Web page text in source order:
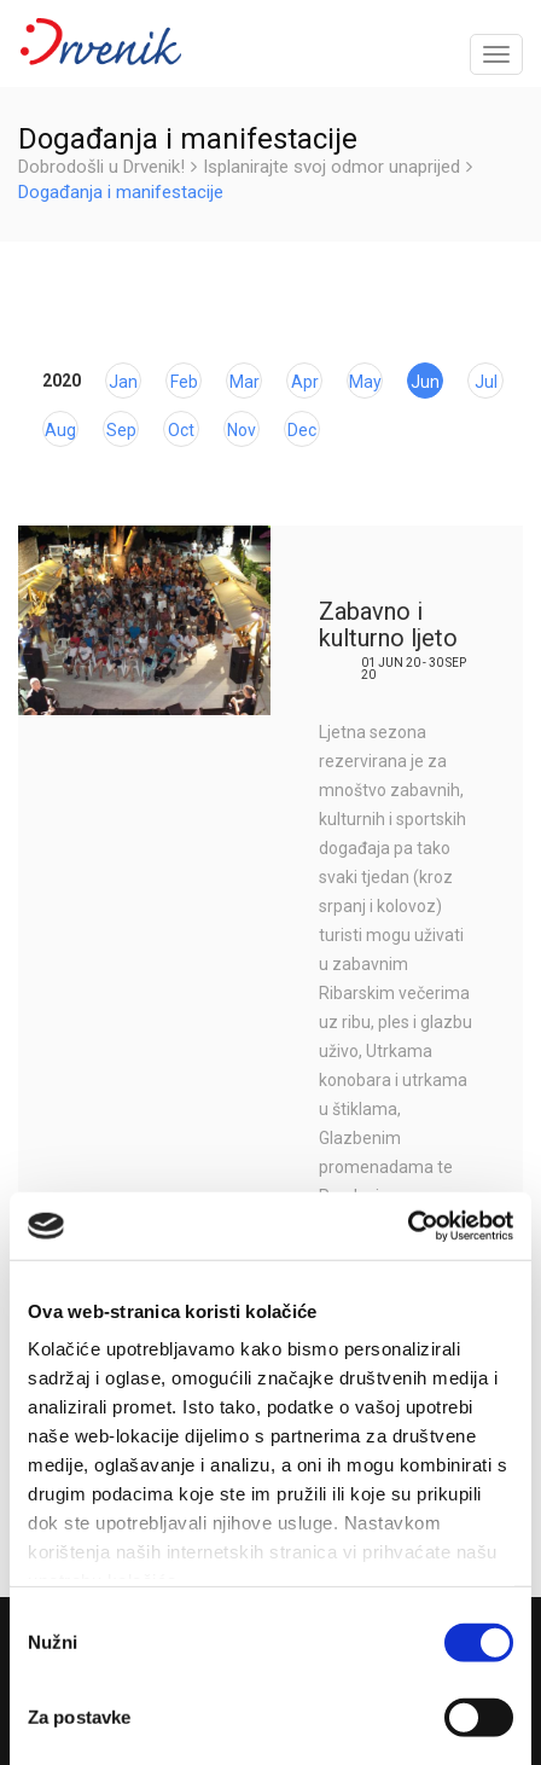
Ova web-stranica koristi kolačiće
Kolačiće upotrebljavamo kako bismo personalizirali
sadržaj i oglase, omogućili značajke društvenih medija i
analizirali promet. Isto tako, podatke o vašoj upotrebi
naše web-lokacije dijelimo s partnerima za društvene
medije, oglašavanje i analizu, a oni ih mogu kombinirati s
drugim podacima koje ste im pružili ili koje su prikupili
dok ste upotrebljavali njihove usluge. Nastavkom
korištenja naših internetskih stranica vi prihvaćate našu
pristanka
Nužni
Za postavke
Događanja i manifestacije
Dobrodošli u Drvenik!
Isplanirajte svoj odmor unaprijed
Događanja i manifestacije
2020 Jan Feb Mar Apr May Jun Jul
Aug Sep Oct Nov Dec
Zabavno i
kulturno ljeto
01 JUN 20 - 30 SEP
20
Ljetna sezona
rezervirana je za
mnoštvo zabavnih,
kulturnih i sportskih
događaja pa tako
svaki tjedan (kroz
srpanj i kolovoz)
turisti mogu uživati
u zabavnim
Ribarskim večerima
uz ribu, ples i glazbu
uživo, Utrkama
konobara i utrkama
u štiklama,
Glazbenim
promenadama te
Proslavi ...
Čitaj dalje
Raznolikost i široka ponuda događanja i manifestacija u mjestu
Drvenik oduševit će svakog posjetitelja. Svatko može pronaći
nešto za sebe bilo da volite tradiciju, gastronomske manifestacije,
programe za djecu ili sportska događanja. Dođite, uživajte i/ili
sudjelujte u istima.
Turistička zajednica mjesta